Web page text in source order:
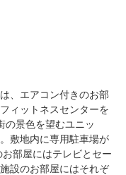
、エアコン付きのお部
ィットネスセンターを
の景色を望むユニッ
敷地内に専用駐車場が
部屋にはテレビとセー
設のお部屋にはそれぞ